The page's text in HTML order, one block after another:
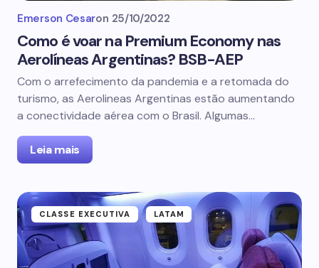
Emerson Cesaron 25/10/2022
Como é voar na Premium Economy nas
Aerolíneas Argentinas? BSB-AEP
Com o arrefecimento da pandemia e a retomada do
turismo, as Aerolineas Argentinas estão aumentando
a conectividade aérea com o Brasil. Algumas…
Leia mais
CLASSE EXECUTIVA LATAM